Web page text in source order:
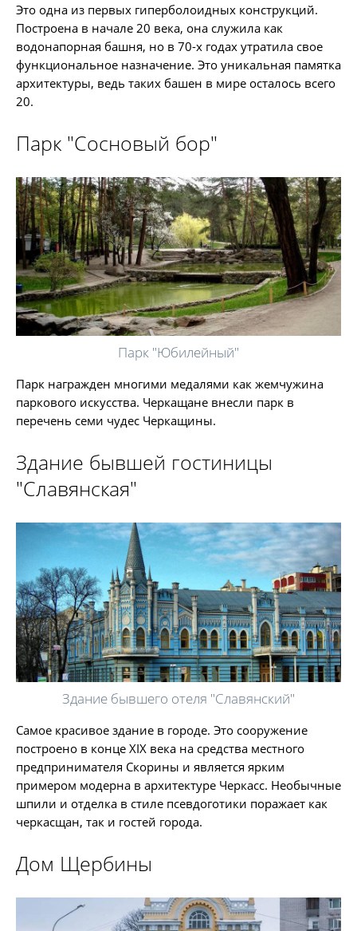
Это одна из первых гиперболоидных конструкций.
Построена в начале 20 века, она служила как
водонапорная башня, но в 70-х годах утратила свое
функциональное назначение. Это уникальная памятка
архитектуры, ведь таких башен в мире осталось всего
20.
Парк "Сосновый бор"
Парк "Юбилейный"
Парк награжден многими медалями как жемчужина
паркового искусства. Черкащане внесли парк в
перечень семи чудес Черкащины.
Здание бывшей гостиницы
"Славянская"
Здание бывшего отеля "Славянский"
Самое красивое здание в городе. Это сооружение
построено в конце XIX века на средства местного
предпринимателя Скорины и является ярким
примером модерна в архитектуре Черкасс. Необычные
шпили и отделка в стиле псевдоготики поражает как
черкасщан, так и гостей города.
Дом Щербины